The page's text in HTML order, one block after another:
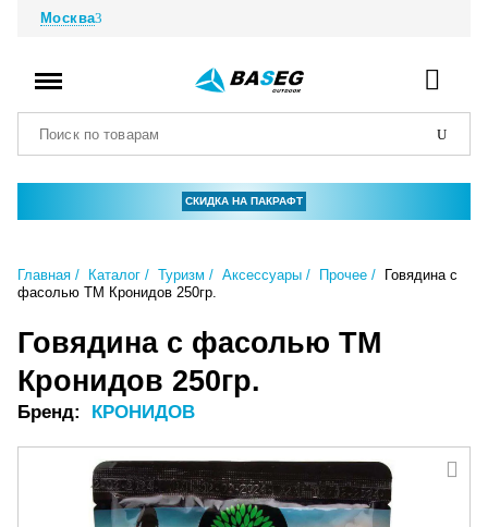
Москва
СКИДКА НА ПАКРАФТ
Главная Каталог Туризм Аксессуары Прочее
Говядина с
фасолью ТМ Кронидов 250гр.
Говядина с фасолью ТМ
Кронидов 250гр.
Бренд: КРОНИДОВ